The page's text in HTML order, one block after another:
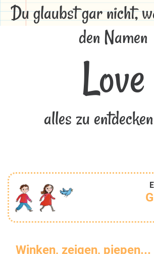
Du glaubst gar nicht,
den Namen
Love
alles zu
Winken, zeigen, piepen...